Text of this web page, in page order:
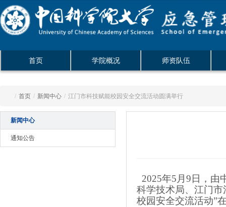
首页 学院概况 师资队伍
/ 首页 / 新闻中心 / 江门市科技赋能校园安全交流活动圆满举行
新闻中心
通知公告
2025年5月9日，由
科学技术局、江门
校园安全交流活动”